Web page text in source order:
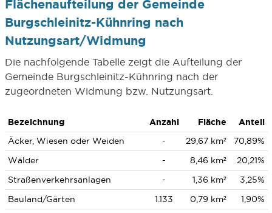
Flächenaufteilung der Gemeinde
Burgschleinitz-Kühnring nach
Nutzungsart/Widmung
Die nachfolgende Tabelle zeigt die Aufteilung der
Gemeinde Burgschleinitz-Kühnring nach der
zugeordneten Widmung bzw. Nutzungsart.
Bezeichnung Anzahl Fläche
Anteil
Äcker, Wiesen oder Weiden
- 29,67 km²
70,89%
Wälder
- 8,46 km²
20,21%
Straßenverkehrsanlagen
- 1,36 km²
3,25%
Bauland/Gärten
1.133 0,79 km²
1,90%